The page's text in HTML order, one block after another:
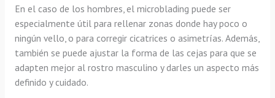
En el caso de los hombres, el microblading puede ser
especialmente útil para rellenar zonas donde hay poco o
ningún vello, o para corregir cicatrices o asimetrías. Además,
también se puede ajustar la forma de las cejas para que se
adapten mejor al rostro masculino y darles un aspecto más
definido y cuidado.